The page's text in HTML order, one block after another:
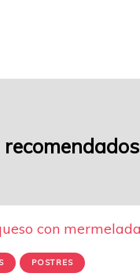
POSTRES